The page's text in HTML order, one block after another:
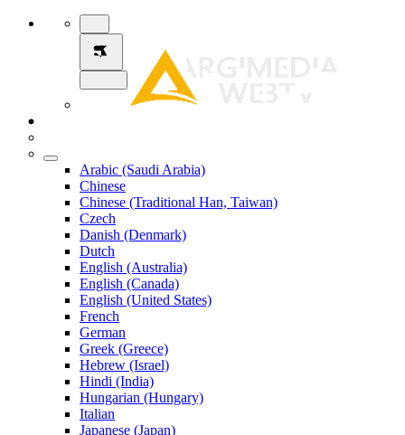
Arabic (Saudi Arabia)
Chinese
Chinese (Traditional Han, Taiwan)
Czech
Danish (Denmark)
Dutch
English (Australia)
English (Canada)
English (United States)
French
German
Greek (Greece)
Hebrew (Israel)
Hindi (India)
Hungarian (Hungary)
Italian
Japanese (Japan)